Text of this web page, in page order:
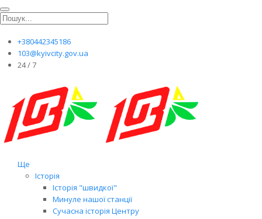
+380442345186
103@kyivcity.gov.ua
24 / 7
Ще
Історія
Історія "швидкої"
Минуле нашої станції
Сучасна історія Центру